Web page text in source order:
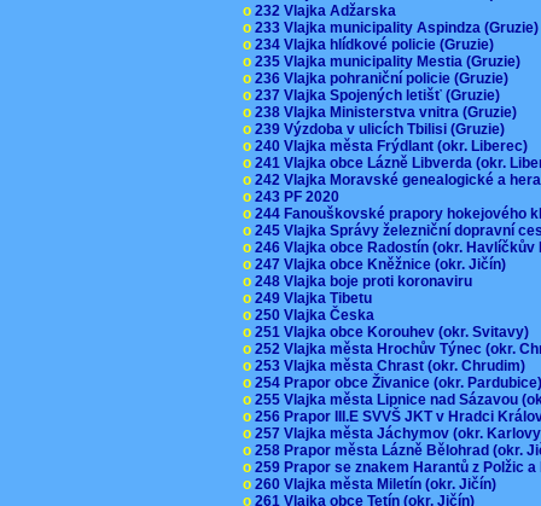
o 232 Vlajka Adžarska
o 233 Vlajka municipality Aspindza
o 234 Vlajka hlídkové policie (Gruzie)
o 235 Vlajka municipality Mestia (Gruzie)
o 236 Vlajka pohraniční policie (Gruzie)
o 237 Vlajka Spojených letišť (Gruzie)
o 238 Vlajka Ministerstva vnitra (Gruzie)
o 239 Výzdoba v ulicích Tbilisi (Gruzie)
o 240 Vlajka města Frýdlant (okr. Liberec)
o 241 Vlajka obce Lázně Libverda (okr.
o 242 Vlajka Moravské genealogické a
o 243 PF 2020
o 244 Fanouškovské prapory hokejového
o 245 Vlajka Správy železniční dopravní
o 246 Vlajka obce Radostín (okr.
o 247 Vlajka obce Kněžnice (okr. Jičín)
o 248 Vlajka boje proti koronaviru
o 249 Vlajka Tibetu
o 250 Vlajka Česka
o 251 Vlajka obce Korouhev (okr. Svitavy)
o 252 Vlajka města Hrochův Týnec (okr.
o 253 Vlajka města Chrast (okr. Chrudim)
o 254 Prapor obce Živanice (okr.
o 255 Vlajka města Lipnice nad Sázavou
o 256 Prapor III.E SVVŠ JKT v Hradci
o 257 Vlajka města Jáchymov (okr.
o 258 Prapor města Lázně Bělohrad (okr.
o 259 Prapor se znakem Harantů z Polžic
o 260 Vlajka města Miletín (okr. Jičín)
o 261 Vlajka obce Tetín (okr. Jičín)